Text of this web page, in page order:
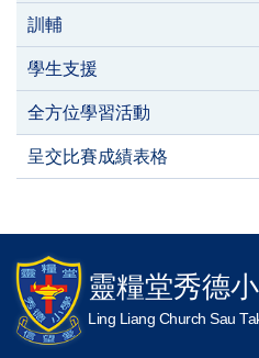
訓輔
學生支援
全方位學習活動
呈交比賽成績表格
靈糧堂秀德
Ling Liang Church Sau